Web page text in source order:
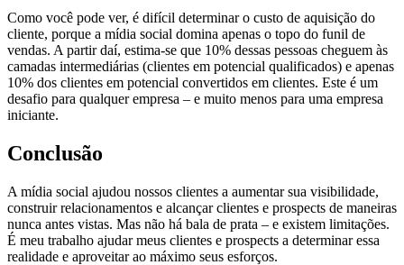
Como você pode ver, é difícil determinar o custo de aquisição do
cliente, porque a mídia social domina apenas o topo do funil de
vendas. A partir daí, estima-se que 10% dessas pessoas cheguem às
camadas intermediárias (clientes em potencial qualificados) e apenas
10% dos clientes em potencial convertidos em clientes. Este é um
desafio para qualquer empresa – e muito menos para uma empresa
iniciante.
Conclusão
A mídia social ajudou nossos clientes a aumentar sua visibilidade,
construir relacionamentos e alcançar clientes e prospects de maneiras
nunca antes vistas. Mas não há bala de prata – e existem limitações.
É meu trabalho ajudar meus clientes e prospects a determinar essa
realidade e aproveitar ao máximo seus esforços.